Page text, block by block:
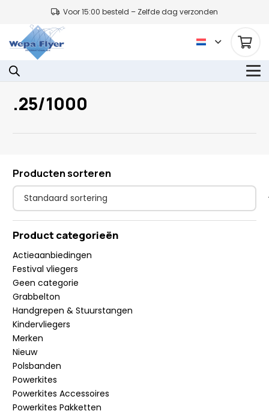
Voor 15:00 besteld – Zelfde dag verzonden
.25/1000
Producten sorteren
Product categorieën
Actieaanbiedingen
Festival vliegers
Geen categorie
Grabbelton
Handgrepen & Stuurstangen
Kindervliegers
Merken
Nieuw
Polsbanden
Powerkites
Powerkites Accessoires
Powerkites Pakketten